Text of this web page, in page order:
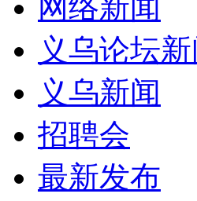
网络新闻
义乌论坛
义乌新闻
招聘会
最新发布